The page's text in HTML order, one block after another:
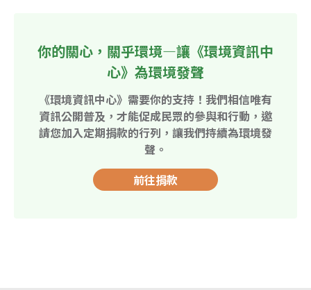
你的關心，關乎環境—讓《環境資訊中
心》為環境發聲
《環境資訊中心》需要你的支持！我們相信唯有
資訊公開普及，才能促成民眾的參與和行動，邀
請您加入定期捐款的行列，讓我們持續為環境發
聲。
前往捐款